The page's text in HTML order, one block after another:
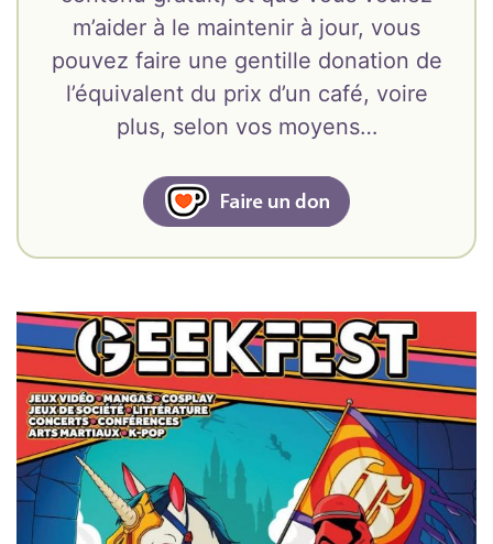
m’aider à le maintenir à jour, vous
pouvez faire une gentille donation de
l’équivalent du prix d’un café, voire
plus, selon vos moyens…